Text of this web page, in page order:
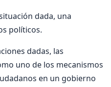
dada, una
políticos.
dadas, las
uno de los mecanismos
en un gobierno